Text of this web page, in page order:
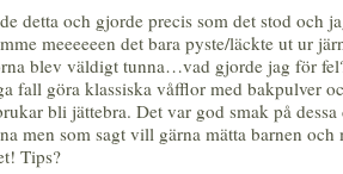
detta och gjorde precis som det stod och
meeeeeen det bara pyste/läckte ut ur
blev väldigt tunna…vad gjorde jag för
fall göra klassiska våfflor med bakpulver
bli jättebra. Det var god smak på dessa
men som sagt vill gärna mätta barnen och
Tips?